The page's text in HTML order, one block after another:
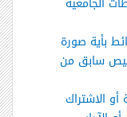
بأية صورة
سابق من
أو الاشتراك